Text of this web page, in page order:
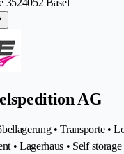
3524052 Basel
AG
• Transporte •
• Lagerhaus • Self storage